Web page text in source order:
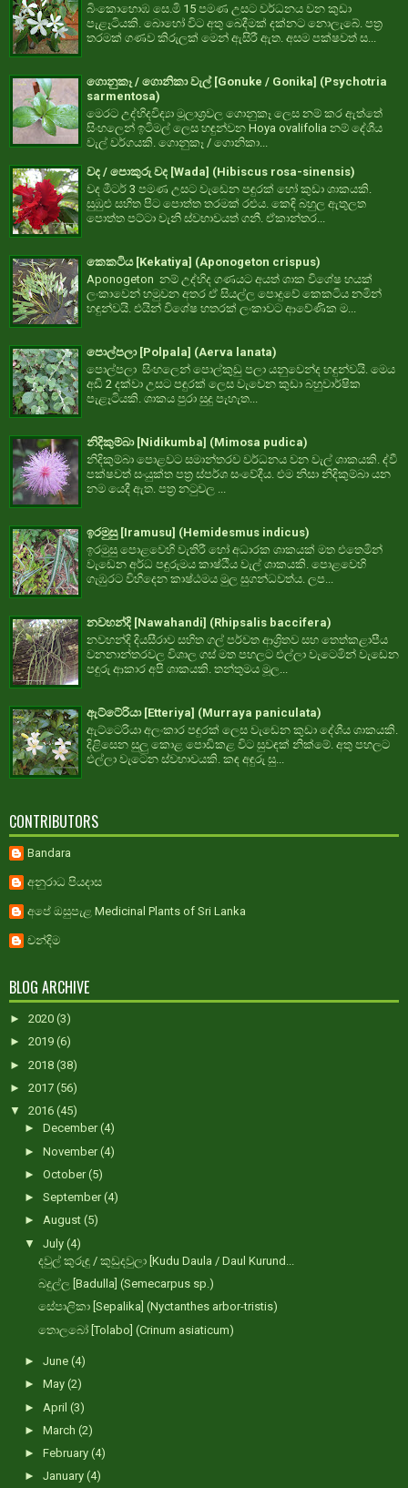
බිංකොහොඹ සෙ.මි 15 පමණ උසට වර්ධනය වන කුඩා
පැළෑටියකි. බොහෝ විට අතු බෙදීමක් දක්නට නොලැබේ. පත්‍ර
තරමක් ගණව කිරුලක් මෙන් ඇසිරී ඇත. අසම පක්ෂවත් ස...
ගොනුකෑ / ගොනිකා වැල් [Gonuke / Gonika] (Psychotria
sarmentosa)
මෙරට උද්භිදවිද්‍යා මූලාශ්‍රවල ගොනුකෑ ලෙස නම් කර ඇත්තේ
සිංහලෙන් ඉටිමල් ලෙස හඳුන්වන Hoya ovalifolia නම් දේශීය
වැල් වර්ගයකි. ගොනුකෑ / ගොනිකා...
වද / පොකුරු වද [Wada] (Hibiscus rosa-sinensis)
වද මීටර් 3 පමණ උසට වැඩෙන පඳුරක් හෝ කුඩා ශාකයකි.
සුඹුළු සහිත පිට පොත්ත තරමක් රළුය. කෙඳි බහුල ඇතුලත
පොත්ත පට්ටා වැනි ස්වභාවයත් ගනී. ඒකාන්තර...
කෙකටිය [Kekatiya] (Aponogeton crispus)
Aponogeton නම් උද්භිද ගණයට අයත් ශාක විශේෂ හයක්
ලංකාවෙන් හමුවන අතර ඒ සියල්ල පොදුවේ කෙකටිය නමින්
හඳුන්වයි. එයින් විශේෂ හතරක් ලංකාවට ආවේණික ම...
පොල්පලා [Polpala] (Aerva lanata)
පොල්පලා සිංහලෙන් පොල්කුඩු පලා යනුවෙන්ද හඳුන්වයි. මෙය
අඩි 2 දක්වා උසට පඳුරක් ලෙස වැවෙන කුඩා බහුවාර්ෂික
පැළෑටියකි. ශාකය පුරා සුදු පැහැත...
නිදිකුම්බා [Nidikumba] (Mimosa pudica)
නිදිකුම්බා පොළවට සමාන්තරව වර්ධනය වන වැල් ශාකයකි. ද්වී
පක්ෂවත් සංයුක්ත පත්‍ර ස්පර්ශ සංවේදීය. එම නිසා නිදිකුම්බා යන
නම යෙදී ඇත. පත්‍ර නටුවල ...
ඉරමුසු [Iramusu] (Hemidesmus indicus)
ඉරමුසු පොළවෙහි වැතිරී හෝ අධාරක ශාකයක් මත එතෙමින්
වැඩෙන අර්ධ පඳුරුමය කාෂ්ඨීය වැල් ශාකයකි. පොළවෙහි
ගැඹුරට විහිදෙන කාෂ්ඨමය මුල සුගන්ධවත්ය. ලප...
නවහන්දි [Nawahandi] (Rhipsalis baccifera)
නවහන්දි දියසීරාව සහිත ගල් පර්වත ආශ්‍රිතව සහ තෙත්කළාපීය
වනනාන්තරවල විශාල ගස් මත පහලට එල්ලා වැටෙමින් වැඩෙන
පඳුරු ආකාර අපි ශාකයකි. තන්තුමය මූල...
ඇට්ටේරියා [Etteriya] (Murraya paniculata)
ඇට්ටෙරියා අලංකාර පඳුරක් ලෙස වැඩෙන කුඩා දේශීය ශාකයකි.
දිළිසෙන සුලු කොළ පොඩිකළ විට සුවඳක් නික්මේ. අතු පහලට
එල්ලා වැටෙන ස්වභාවයකි. කඳ අඳුරු සු...
CONTRIBUTORS
Bandara
අනුරාධ පියදාස
අපේ ඔසුපැළ Medicinal Plants of Sri Lanka
චන්දිම
BLOG ARCHIVE
► 2020 (3)
► 2019 (6)
► 2018 (38)
► 2017 (56)
▼ 2016 (45)
► December(4)
► November(4)
► October(5)
► September(4)
► August (5)
▼ July (4)
දවුල් කුරුඳු / කුඩුදවුලා [Kudu Daula / Daul Kurund...
බදුල්ල [Badulla] (Semecarpus sp.)
සේපාලිකා [Sepalika] (Nyctanthes arbor-tristis)
තොලබෝ [Tolabo] (Crinum asiaticum)
► June (4)
► May (2)
► April (3)
► March (2)
► February (4)
► January (4)